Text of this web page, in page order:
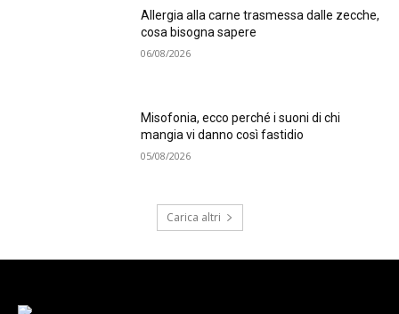
Allergia alla carne trasmessa dalle zecche,
cosa bisogna sapere
06/08/2026
Misofonia, ecco perché i suoni di chi
mangia vi danno così fastidio
05/08/2026
Carica altri